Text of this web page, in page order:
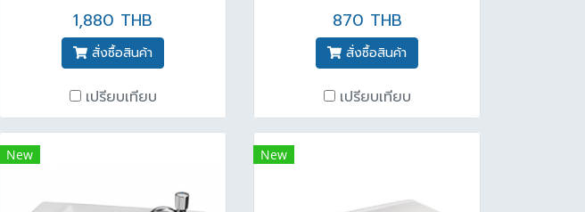
1,880 THB
สั่งซื้อสินค้า
เปรียบเทียบ
870 THB
สั่งซื้อสินค้า
เปรียบเทียบ
New New